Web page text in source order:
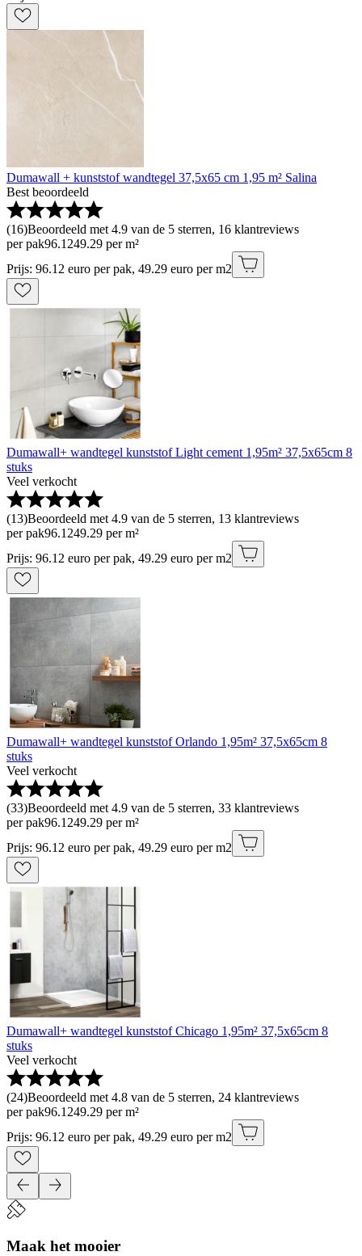
Dumawall + kunststof wandtegel 37,5x65 cm 1,95 m² Salina
Best beoordeeld
(16)Beoordeeld met 4.9 van de 5 sterren, 16 klantreviews
per pak96.1249.29 per m²
Prijs: 96.12 euro per pak, 49.29 euro per m2
Dumawall+ wandtegel kunststof Light cement 1,95m² 37,5x65cm 8
stuks
Veel verkocht
(13)Beoordeeld met 4.9 van de 5 sterren, 13 klantreviews
per pak96.1249.29 per m²
Prijs: 96.12 euro per pak, 49.29 euro per m2
Dumawall+ wandtegel kunststof Orlando 1,95m² 37,5x65cm 8
stuks
Veel verkocht
(33)Beoordeeld met 4.9 van de 5 sterren, 33 klantreviews
per pak96.1249.29 per m²
Prijs: 96.12 euro per pak, 49.29 euro per m2
Dumawall+ wandtegel kunststof Chicago 1,95m² 37,5x65cm 8
stuks
Veel verkocht
(24)Beoordeeld met 4.8 van de 5 sterren, 24 klantreviews
per pak96.1249.29 per m²
Prijs: 96.12 euro per pak, 49.29 euro per m2
Maak het mooier